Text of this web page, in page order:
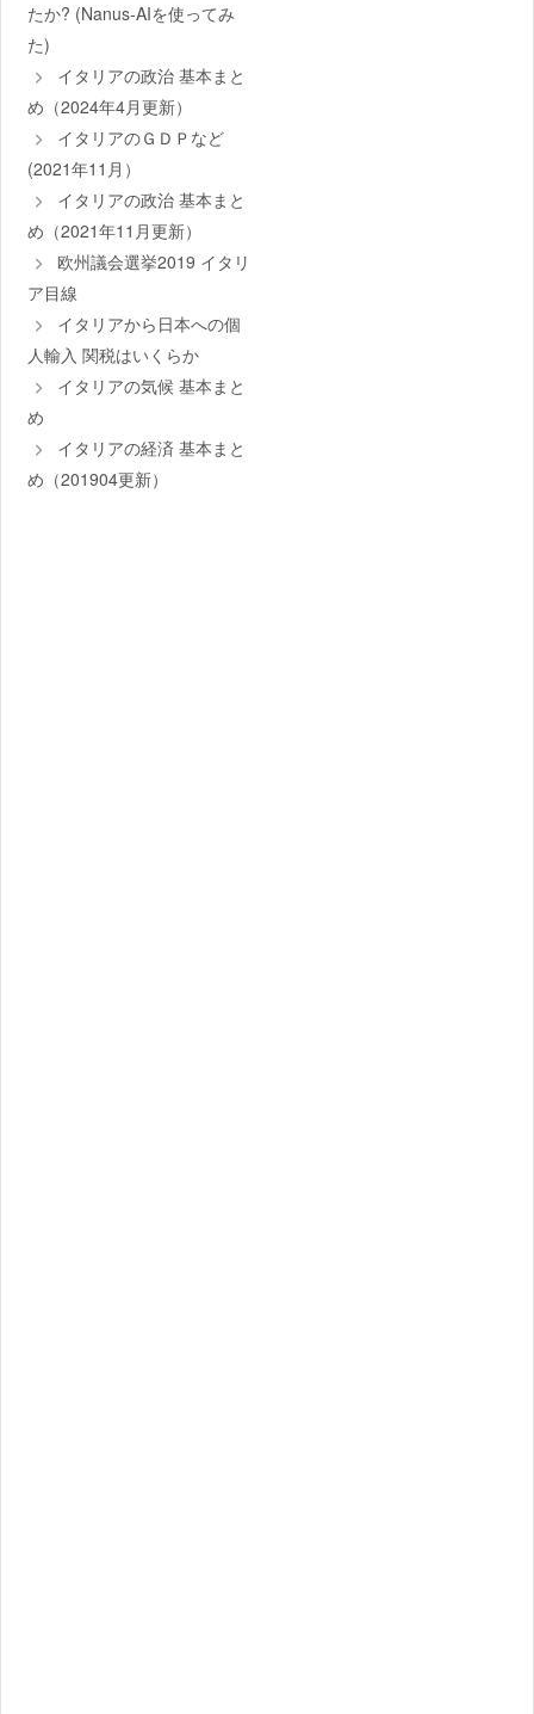
たか? (Nanus-AIを使ってみ
た)
イタリアの政治 基本まと
め（2024年4月更新）
イタリアのＧＤＰなど
(2021年11月）
イタリアの政治 基本まと
め（2021年11月更新）
欧州議会選挙2019 イタリ
ア目線
イタリアから日本への個
人輸入 関税はいくらか
イタリアの気候 基本まと
め
イタリアの経済 基本まと
め（201904更新）